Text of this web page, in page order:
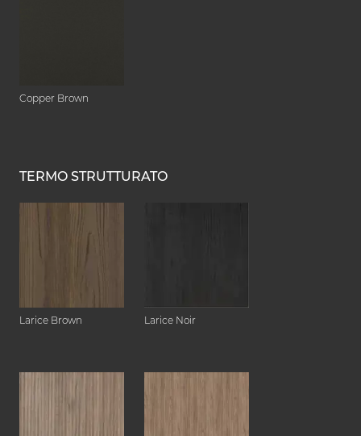
Copper Brown
TERMO STRUTTURATO
Larice Brown Larice Noir